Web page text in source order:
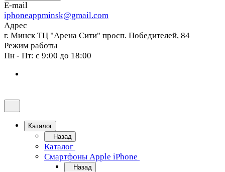
E-mail
iphoneappminsk@gmail.com
Адрес
г. Минск ТЦ "Арена Сити" просп. Победителей, 84
Режим работы
Пн - Пт: с 9:00 до 18:00
Каталог
Назад
Каталог
Смартфоны Apple iPhone
Назад